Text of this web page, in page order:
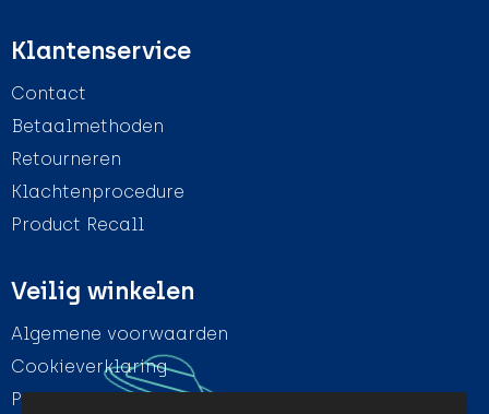
Klantenservice
Contact
Betaalmethoden
Retourneren
Klachtenprocedure
Product Recall
Veilig winkelen
Algemene voorwaarden
Cookieverklaring
Privacyverklaring